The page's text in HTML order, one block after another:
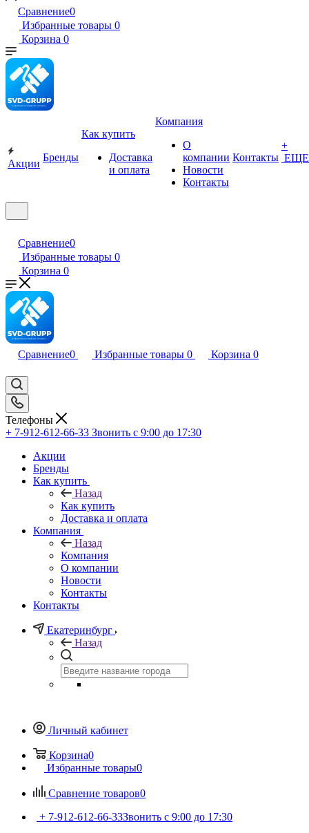
Сравнение0
Избранные товары 0
Корзина 0
Акции
Бренды
Как купить
Доставка
и оплата
Компания
О
компании
Новости
Контакты
Контакты
+
ЕЩЕ
Сравнение0
Избранные товары 0
Корзина 0
Сравнение0 Избранные товары 0 Корзина 0
Телефоны
+ 7-912-612-66-33 Звонить с 9:00 до 17:30
Акции
Бренды
Как купить
Назад
Как купить
Доставка и оплата
Компания
Назад
Компания
О компании
Новости
Контакты
Контакты
Екатеринбург
Назад
Личный кабинет
Корзина0
Избранные товары0
Сравнение товаров0
+ 7-912-612-66-33Звонить с 9:00 до 17:30